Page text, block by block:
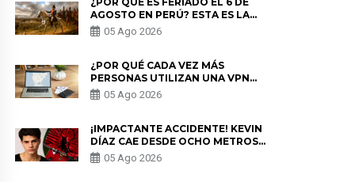
AGOSTO EN PERÚ? ESTA ES LA
HISTORIA
05 Ago 2026
¿POR QUÉ CADA VEZ MÁS
PERSONAS UTILIZAN UNA VPN
PARA PROTEGER SU
PRIVACIDAD?
05 Ago 2026
¡IMPACTANTE ACCIDENTE! KEVIN
DÍAZ CAE DESDE OCHO METROS
EN “ESTO ES GUERRA” Y GENERA
PREOCUPACIÓN
05 Ago 2026